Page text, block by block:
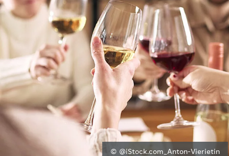
© @iStock.com_Anton-Vierietin